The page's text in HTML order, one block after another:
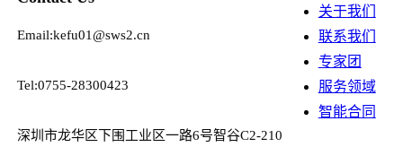
Email:kefu01@sws2.cn
Tel:0755-28300423
深圳市龙华区下围工业区一路6号智谷C2-210
关于我们
联系我们
专家团
服务领域
智能合同